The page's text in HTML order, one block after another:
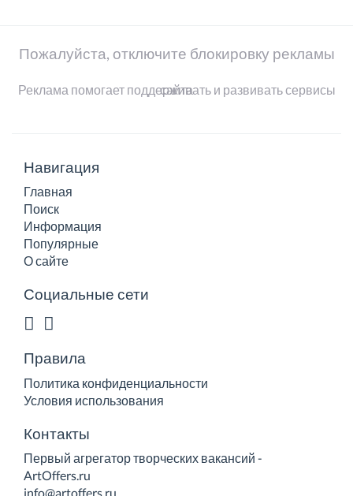
Пожалуйста, отключите блокировку рекламы
Реклама помогает поддерживать и развивать сервисы сайта
Навигация
Главная
Поиск
Информация
Популярные
О сайте
Социальные сети
Правила
Политика конфиденциальности
Условия использования
Контакты
Первый агрегатор творческих вакансий -
ArtOffers.ru
info@artoffers.ru